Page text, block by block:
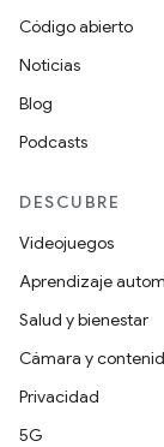
Código abierto
Noticias
Blog
Podcasts
DESCUBRE
Videojuegos
Aprendizaje
Salud y bienestar
Cámara y
Privacidad
5G